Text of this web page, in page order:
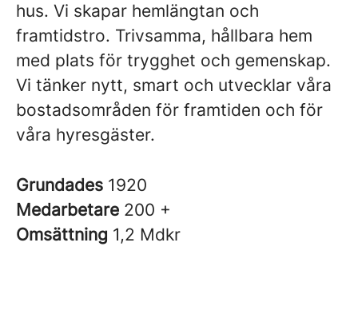
hus. Vi skapar hemlängtan och
framtidstro. Trivsamma, hållbara hem
med plats för trygghet och gemenskap.
Vi tänker nytt, smart och utvecklar våra
bostadsområden för framtiden och för
våra hyresgäster.
Grundades 1920
Medarbetare 200 +
Omsättning 1,2 Mdkr